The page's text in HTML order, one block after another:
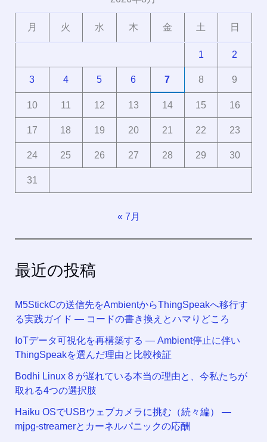
月 火 水 木 金 土 日
1 2
3 4 5 6 7 8 9
10 11 12 13 14 15 16
17 18 19 20 21 22 23
24 25 26 27 28 29 30
31
« 7月
最近の投稿
M5StickCの送信先をAmbientからThingSpeakへ移行す
る実践ガイド ― コードの書き換えとハマりどころ
IoTデータ可視化を再構築する ― Ambient停止に伴い
ThingSpeakを選んだ理由と比較検証
Bodhi Linux 8 が遅れている本当の理由と、今私たちが
取れる4つの選択肢
Haiku OSでUSBウェブカメラに挑む（続々編） —
mjpg-streamerとカーネルパニックの応酬